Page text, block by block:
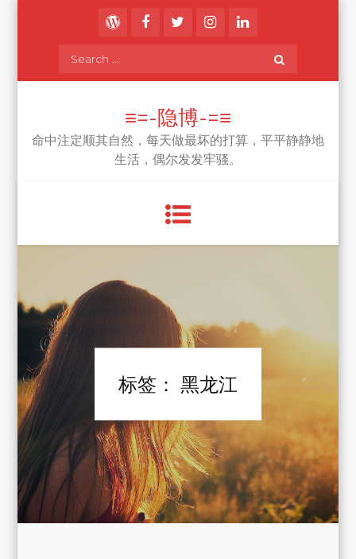
Search
≡=-隐博-=≡
命中注定顺其自然，每天做最坏的打算，平平静静地
生活，偶尔发发牢骚。
标签： 黑龙江